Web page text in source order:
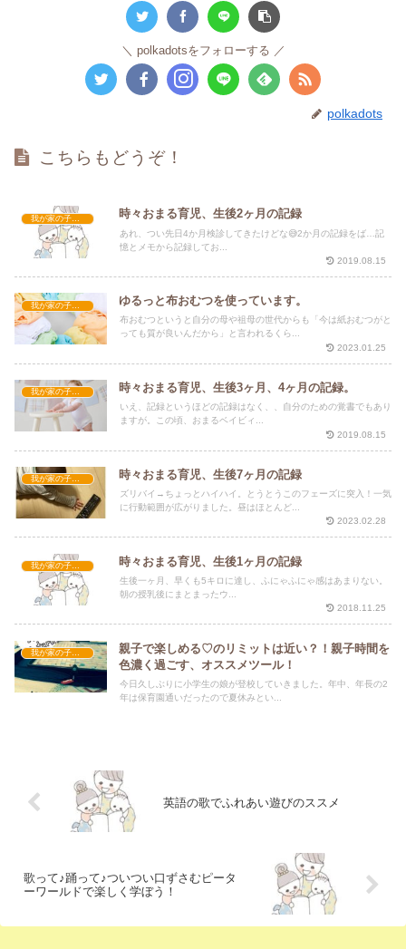
polkadotsをフォローする
polkadots
こちらもどうぞ！
時々おまる育児、生後2ヶ月の記録
あれ、つい先日4か月検診してきたけどな😅2か月の記録をば…記
憶とメモから記録してお...
2019.08.15
ゆるっと布おむつを使っています。
布おむつというと自分の母や祖母の世代からも「今は紙おむつがと
っても質が良いんだから」と言われるくら...
2023.01.25
我が家の子育て 時々おまる育児、生後3ヶ月、4ヶ月の記録。
いえ、記録というほどの記録はなく、、自分のための覚書でもあり
ますが。この頃、おまるベイビィ...
2019.08.15
我が家の子育て 時々おまる育児、生後7ヶ月の記録
ズリバイ→ちょっとハイハイ。とうとうこのフェーズに突入！一気
に行動範囲が広がりました。昼はほとんど...
2023.02.28
我が家の子育て 時々おまる育児、生後1ヶ月の記録
生後一ヶ月、早くも5キロに達し、ふにゃふにゃ感はあまりない。
朝の授乳後にまとまったウ...
2018.11.25
我が家の子育て
親子で楽しめる♡のリミットは近い？！親子時間を
色濃く過ごす、オススメツール！
今日久しぶりに小学生の娘が登校していきました。年中、年長の2
年は保育園通いだったので夏休みとい...
英語の歌でふれあい遊びのススメ
歌って♪踊って♪ついつい口ずさむピータ
ーワールドで楽しく学ぼう！